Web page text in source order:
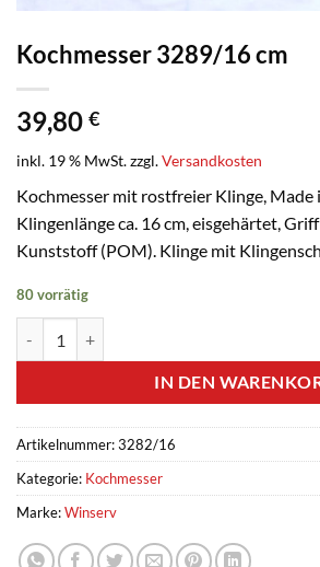
Kochmesser 3289/16 cm
39,80 €
inkl. 19 % MwSt.zzgl.Versandkosten
Kochmesser mit rostfreier Klinge, Made
Klingenlänge ca. 16 cm, eisgehärtet,
Kunststoff (POM). Klinge mit
80 vorrätig
IN DEN
Artikelnummer:3282/16
Kategorie: Kochmesser
Marke:Winserv